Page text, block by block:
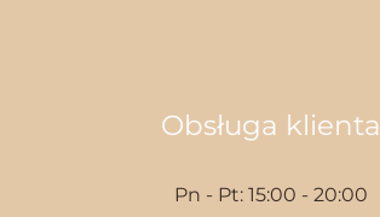
Obsługa klienta
Pn - Pt: 15:00 - 20:00